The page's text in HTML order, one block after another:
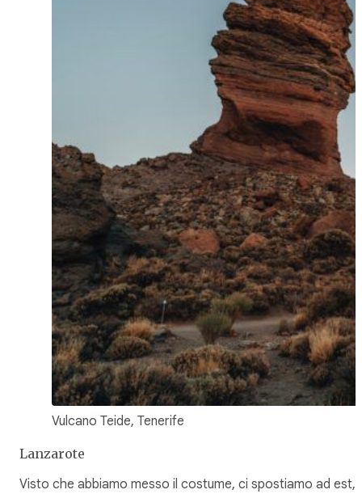
Vulcano Teide, Tenerife
Lanzarote
Visto che abbiamo messo il costume, ci spostiamo ad est,